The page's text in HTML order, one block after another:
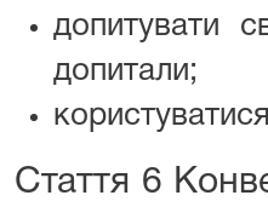
допитувати
допитали;
Стаття 6